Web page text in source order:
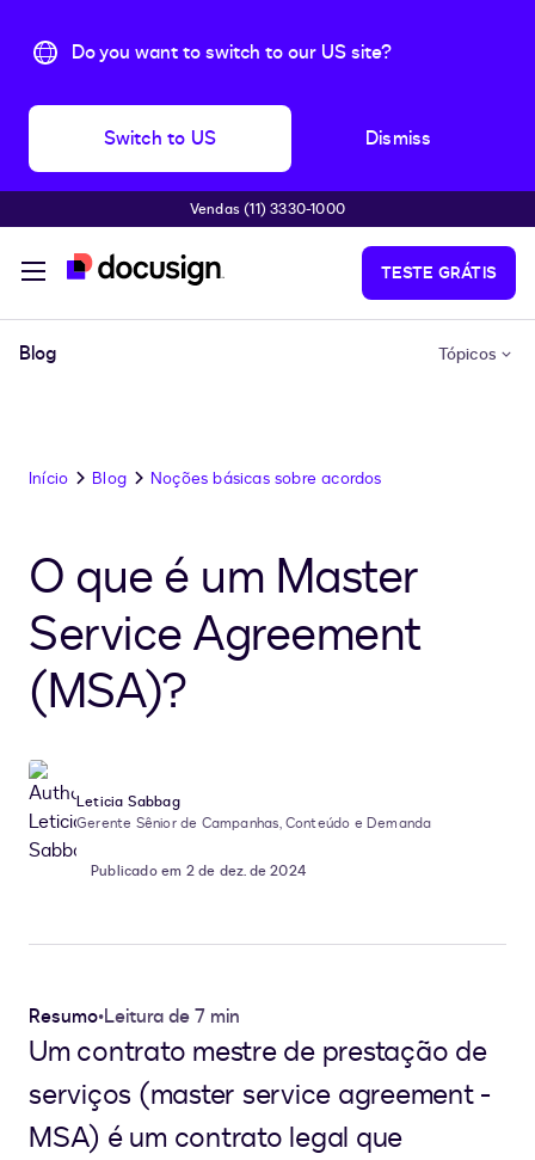
Do you want to switch to our US site?
Switch to US Dismiss
Pular para o conteúdo principal
Vendas (11) 3330-1000
TESTE GRÁTIS
Blog Tópicos
Início Blog Noções básicas sobre acordos
O que é um Master
Service Agreement
(MSA)?
Leticia Sabbag
Gerente Sênior de Campanhas, Conteúdo e Demanda
Publicado em 2 de dez. de 2024
Resumo•Leitura de 7 min
Um contrato mestre de prestação de
serviços (master service agreement -
MSA) é um contrato legal que